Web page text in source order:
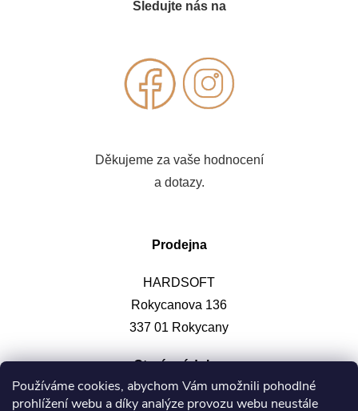
Používáme cookies, abychom Vám umožnili pohodlné
prohlížení webu a díky analýze provozu webu neustále
Sledujte nás na
Děkujeme za vaše hodnocení
a dotazy.
Prodejna
HARDSOFT
Rokycanova 136
337 01 Rokycany
Otevírací doba: